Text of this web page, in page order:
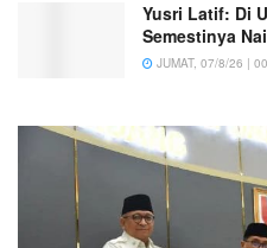
Yusri Latif: Di
Semestinya
JUMAT, 07/8/26 |